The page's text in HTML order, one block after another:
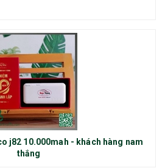
j82 10.000mah - khách hàng nam
thắng